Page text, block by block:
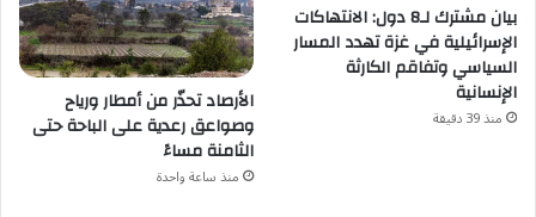
بيان مشترك لـ8 دول: الانتهاكات
الإسرائيلية في غزة تهدد المسار
السياسي وتفاقم الكارثة
الإنسانية
منذ 39 دقيقة
الأرصاد تحذّر من أمطار ورياح
وصواعق رعدية على الباحة حتى
الثامنة مساءً
منذ ساعة واحدة